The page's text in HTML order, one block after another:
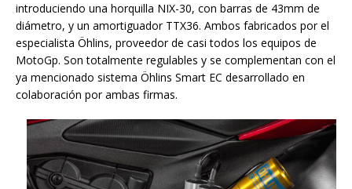
introduciendo una horquilla NIX-30, con barras de 43mm de
diámetro, y un amortiguador TTX36. Ambos fabricados por el
especialista Öhlins, proveedor de casi todos los equipos de
MotoGp. Son totalmente regulables y se complementan con el
ya mencionado sistema Öhlins Smart EC desarrollado en
colaboración por ambas firmas.